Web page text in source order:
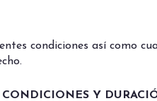
condiciones así como
CONDICIONES Y